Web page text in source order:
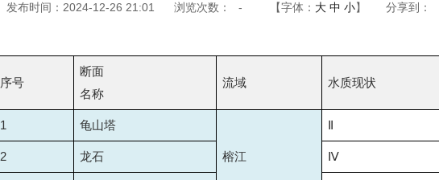
发布时间：2024-12-26 21:01 浏览次数： - 【字体： 大 中 小】 分享到：
序号
断面
名称
流域 水质现状
1 龟山塔
榕江
Ⅱ
2 龙石 Ⅳ